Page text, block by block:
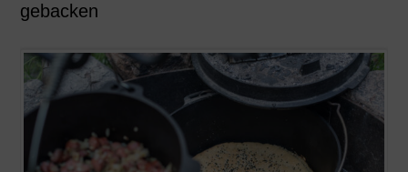
gebacken